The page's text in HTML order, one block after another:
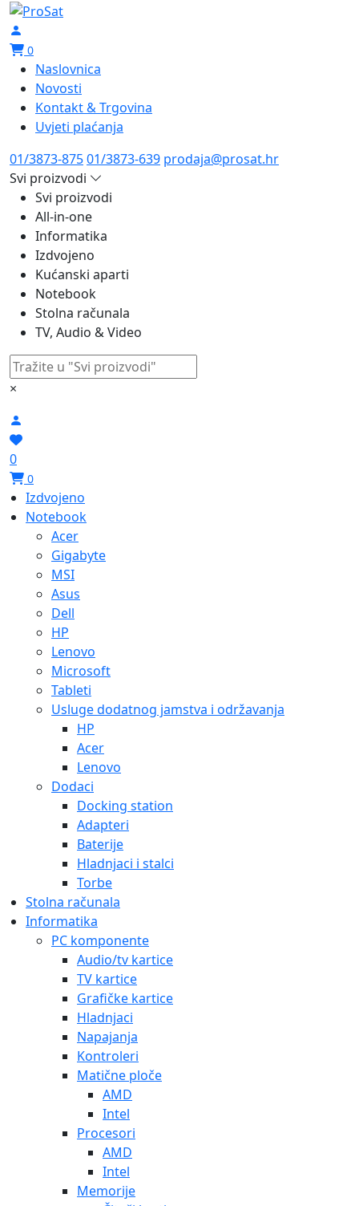
0
Naslovnica
Novosti
Kontakt & Trgovina
Uvjeti plaćanja
01/3873-87501/3873-639 prodaja@prosat.hr
Svi proizvodi
Svi proizvodi
All-in-one
Informatika
Izdvojeno
Kućanski aparti
Notebook
Stolna računala
TV, Audio & Video
×
0
0
Izdvojeno
Notebook
Acer
Gigabyte
MSI
Asus
Dell
HP
Lenovo
Microsoft
Tableti
Usluge dodatnog jamstva i održavanja
HP
Acer
Lenovo
Dodaci
Docking station
Adapteri
Baterije
Hladnjaci i stalci
Torbe
Stolna računala
Informatika
PC komponente
Audio/tv kartice
TV kartice
Grafičke kartice
Hladnjaci
Napajanja
Kontroleri
Matične ploče
AMD
Intel
Procesori
AMD
Intel
Memorije